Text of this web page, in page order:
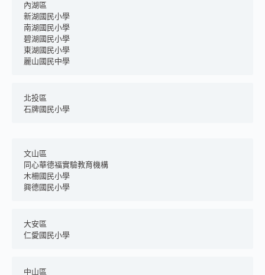
內湖區
新湖國民小學
南湖國民小學
碧湖國民小學
東湖國民小學
麗山國民中學
北投區
石牌國民小學
文山區
同心華德福實驗教育機構
木柵國民小學
興德國民小學
大安區
仁愛國民小學